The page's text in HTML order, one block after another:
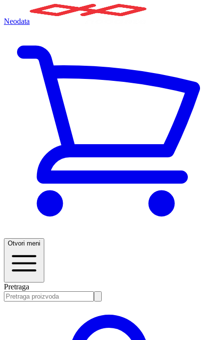
Neodata
Otvori meni
Pretraga